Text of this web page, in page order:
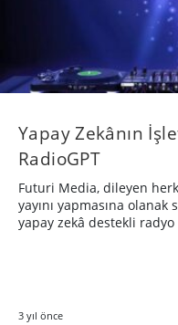
Yapay Zekânın
RadioGPT
Futuri Media, dileyen
yayını yapmasına
yapay zekâ destekli radyo
3 yıl önce